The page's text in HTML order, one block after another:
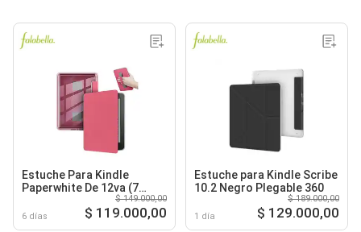
Estuche Para Kindle
Paperwhite De 12va (7
Pulgadas) Rosa + Correa
de la mano
6 días
$ 149.000,00
$ 119.000,00
Estuche para Kindle Scribe
10.2 Negro Plegable 360
1 día
$ 189.000,00
$ 129.000,00